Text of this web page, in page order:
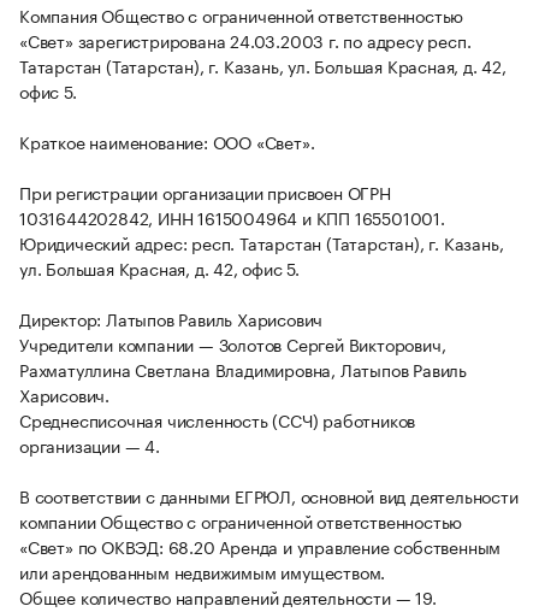
Компания Общество с ограниченной ответственностью
«Свет» зарегистрирована 24.03.2003 г. по адресу респ.
Татарстан (Татарстан), г. Казань, ул. Большая Красная, д. 42,
офис 5.
Краткое наименование: ООО «Свет».
При регистрации организации присвоен ОГРН
1031644202842, ИНН 1615004964 и КПП 165501001.
Юридический адрес: респ. Татарстан (Татарстан), г. Казань,
ул. Большая Красная, д. 42, офис 5.
Директор: Латыпов Равиль Харисович
Учредители компании — Золотов Сергей Викторович,
Рахматуллина Светлана Владимировна, Латыпов Равиль
Харисович.
Среднесписочная численность (ССЧ) работников
организации — 4.
В соответствии с данными ЕГРЮЛ, основной вид деятельности
компании Общество с ограниченной ответственностью
«Свет» по ОКВЭД: 68.20 Аренда и управление собственным
или арендованным недвижимым имуществом.
Общее количество направлений деятельности — 19.